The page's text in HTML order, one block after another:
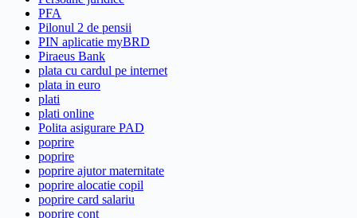
PFA
Pilonul 2 de pensii
PIN aplicatie myBRD
Piraeus Bank
plata cu cardul pe internet
plata in euro
plati
plati online
Polita asigurare PAD
poprire
poprire
poprire ajutor maternitate
poprire alocatie copil
poprire card salariu
poprire cont